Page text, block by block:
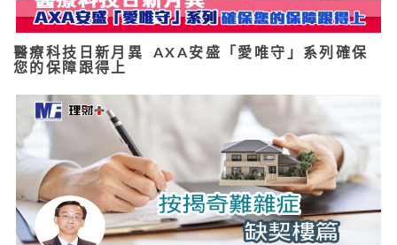
醫療科技日新月異 AXA安盛「愛唯守」系列確保
您的保障跟得上